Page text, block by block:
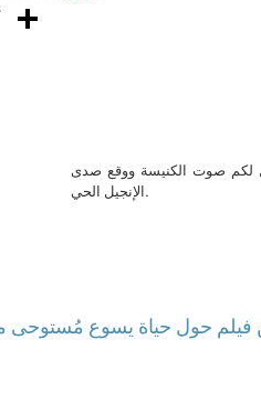
w
لكم صوت الكنيسة ووقع صدى
الإنجيل الحي.
حول حياة يسوع مُستوحى